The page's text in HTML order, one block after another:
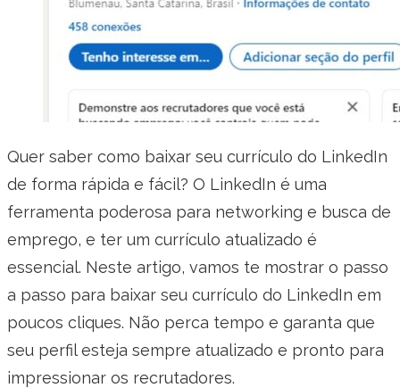
Quer saber como baixar seu currículo do LinkedIn
de forma rápida e fácil? O LinkedIn é uma
ferramenta poderosa para networking e busca de
emprego, e ter um currículo atualizado é
essencial. Neste artigo, vamos te mostrar o passo
a passo para baixar seu currículo do LinkedIn em
poucos cliques. Não perca tempo e garanta que
seu perfil esteja sempre atualizado e pronto para
impressionar os recrutadores.